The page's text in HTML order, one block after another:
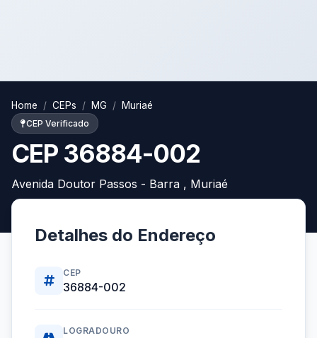
Home CEPs MG Muriaé
CEP Verificado
CEP 36884-002
Avenida Doutor Passos - Barra , Muriaé
Detalhes do Endereço
CEP
36884-002
LOGRADOURO